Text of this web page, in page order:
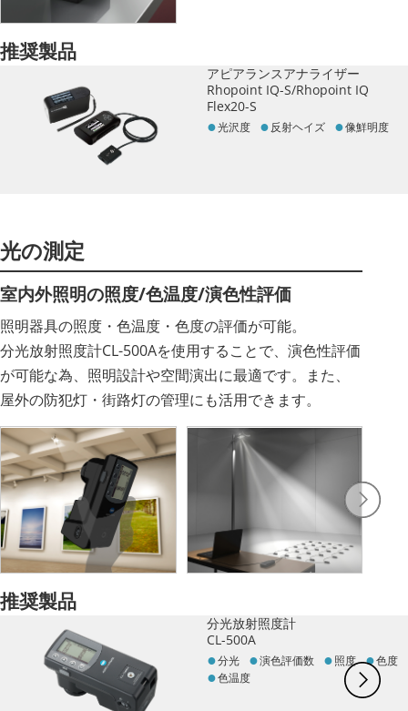
推奨製品
アピアランスアナライザー
Rhopoint IQ-S/Rhopoint IQ
Flex20-S
光沢度 反射ヘイズ 像鮮明度
光の測定
室内外照明の照度/色温度/演色性評価
照明器具の照度・色温度・色度の評価が可能。
分光放射照度計CL-500Aを使用することで、演色性評価
が可能な為、照明設計や空間演出に最適です。また、
屋外の防犯灯・街路灯の管理にも活用できます。
推奨製品
分光放射照度計
CL-500A
分光 演色評価数 照度
色度
色温度